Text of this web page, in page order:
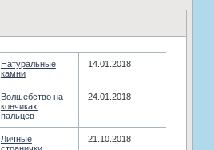
Натуральные
камни
14.01.2018
Волшебство на
кончиках
пальцев
24.01.2018
Личные
21.10.2018